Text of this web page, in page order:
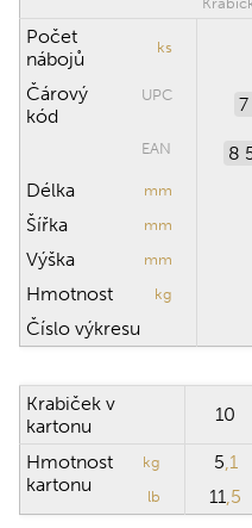
Počet
nábojů
ks
Čárový
kód
UPC
EAN 8
Délka
mm
Šířka
mm
Výška
mm
Hmotnost
kg
Číslo výkresu
Krabiček v
kartonu
10
Hmotnost
kartonu
kg 5,1
lb 11,5